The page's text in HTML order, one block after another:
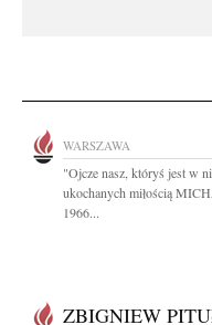
WARSZAWA
"Ojcze nasz, któryś jest w
ukochanych miłością
1966...
ZBIGNIEW